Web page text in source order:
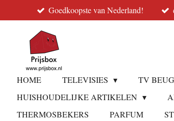
direct
hoofdinhoud
Goedkoopste van Nederland!
HOME TELEVISIES TV
HUISHOUDELIJKE ARTIKELEN
THERMOSBEKERS
PARFUM